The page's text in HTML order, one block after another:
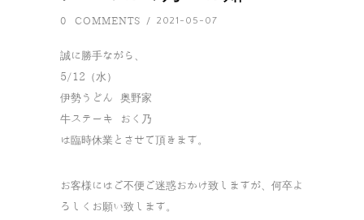
0 COMMENTS / 2021-05-07
誠に勝手ながら、
5/12（水）
伊勢うどん 奥野家
牛ステーキ おく乃
は臨時休業とさせて頂きます。
お客様にはご不便ご迷惑おかけ致しますが、何卒よ
ろしくお願い致します。